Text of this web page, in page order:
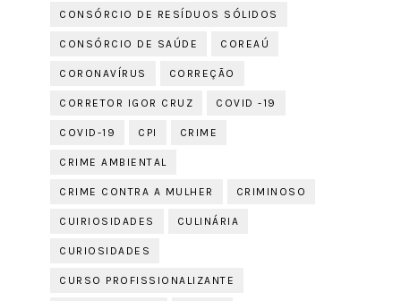
CONSÓRCIO DE RESÍDUOS SÓLIDOS
CONSÓRCIO DE SAÚDE COREAÚ
CORONAVÍRUS CORREÇÃO
CORRETOR IGOR CRUZ COVID -19
COVID-19 CPI CRIME
CRIME AMBIENTAL
CRIME CONTRA A MULHER CRIMINOSO
CUIRIOSIDADES CULINÁRIA
CURIOSIDADES
CURSO PROFISSIONALIZANTE